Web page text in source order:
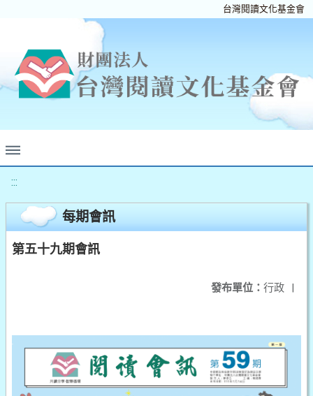
台灣閱讀文化基金會
:::
每期會訊
第五十九期會訊
發布單位： 行政 |